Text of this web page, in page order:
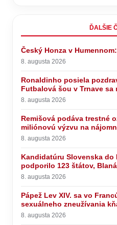
ĎALŠIE
Český Honza v
8. augusta 2026
Ronaldinho posiela
Futbalová šou v Trnave sa
8. augusta 2026
Remišová podáva trestné
miliónovú výzvu na
8. augusta 2026
Kandidatúru Slovenska do
podporilo 123 štátov,
8. augusta 2026
Pápež Lev XIV. sa vo
sexuálneho zneužívania
8. augusta 2026